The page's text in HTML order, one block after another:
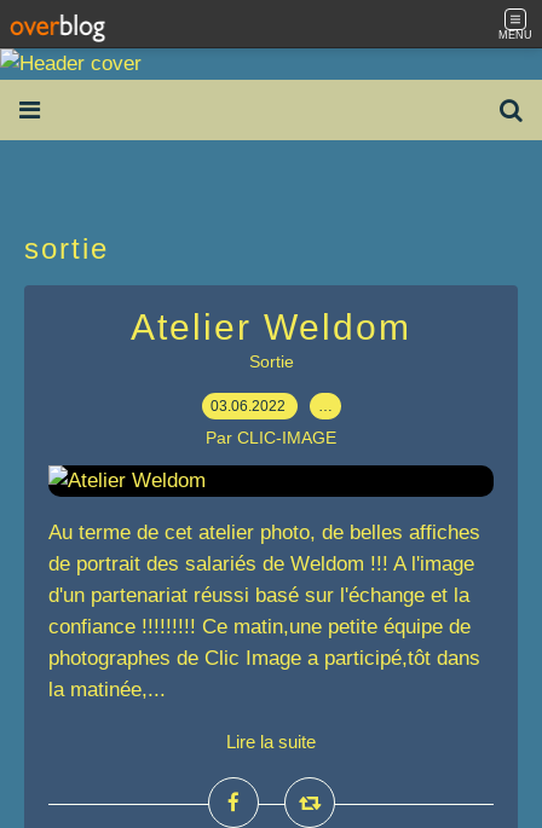
MENU
sortie
Atelier Weldom
Sortie
03.06.2022 …
Par CLIC-IMAGE
Au terme de cet atelier photo, de belles affiches
de portrait des salariés de Weldom !!! A l'image
d'un partenariat réussi basé sur l'échange et la
confiance !!!!!!!!! Ce matin,une petite équipe de
photographes de Clic Image a participé,tôt dans
la matinée,...
Lire la suite